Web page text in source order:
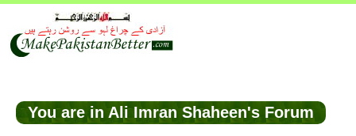
You are in Ali Imran Shaheen's Forum